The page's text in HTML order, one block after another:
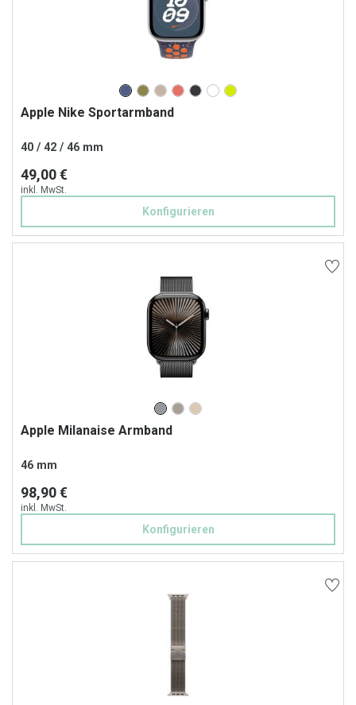
Apple Nike Sportarmband
40 / 42 / 46 mm
49,00 €
inkl. MwSt.
Konfigurieren
Apple Milanaise Armband
46 mm
98,90 €
inkl. MwSt.
Konfigurieren